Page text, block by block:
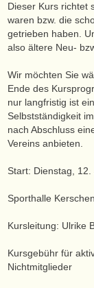
Dieser Kurs richtet
waren bzw. die
getrieben haben.
also ältere Neu-
Wir möchten Sie
Ende des
nur langfristig ist
Selbstständigkeit
nach Abschluss
Vereins anbieten.
Start: Dienstag,
Sporthalle
Kursleitung: Ulrike
Kursgebühr für
Nichtmitglieder